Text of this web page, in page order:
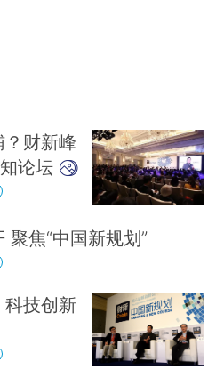
财新峰
论坛
焦“中国新规划”
技创新